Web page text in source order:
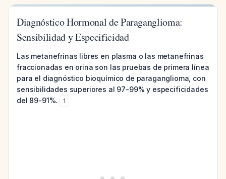
Diagnóstico Hormonal de Paraganglioma:
Sensibilidad y Especificidad
Las metanefrinas libres en plasma o las metanefrinas
fraccionadas en orina son las pruebas de primera línea
para el diagnóstico bioquímico de paraganglioma, con
sensibilidades superiores al 97-99% y especificidades
del 89-91%.
1